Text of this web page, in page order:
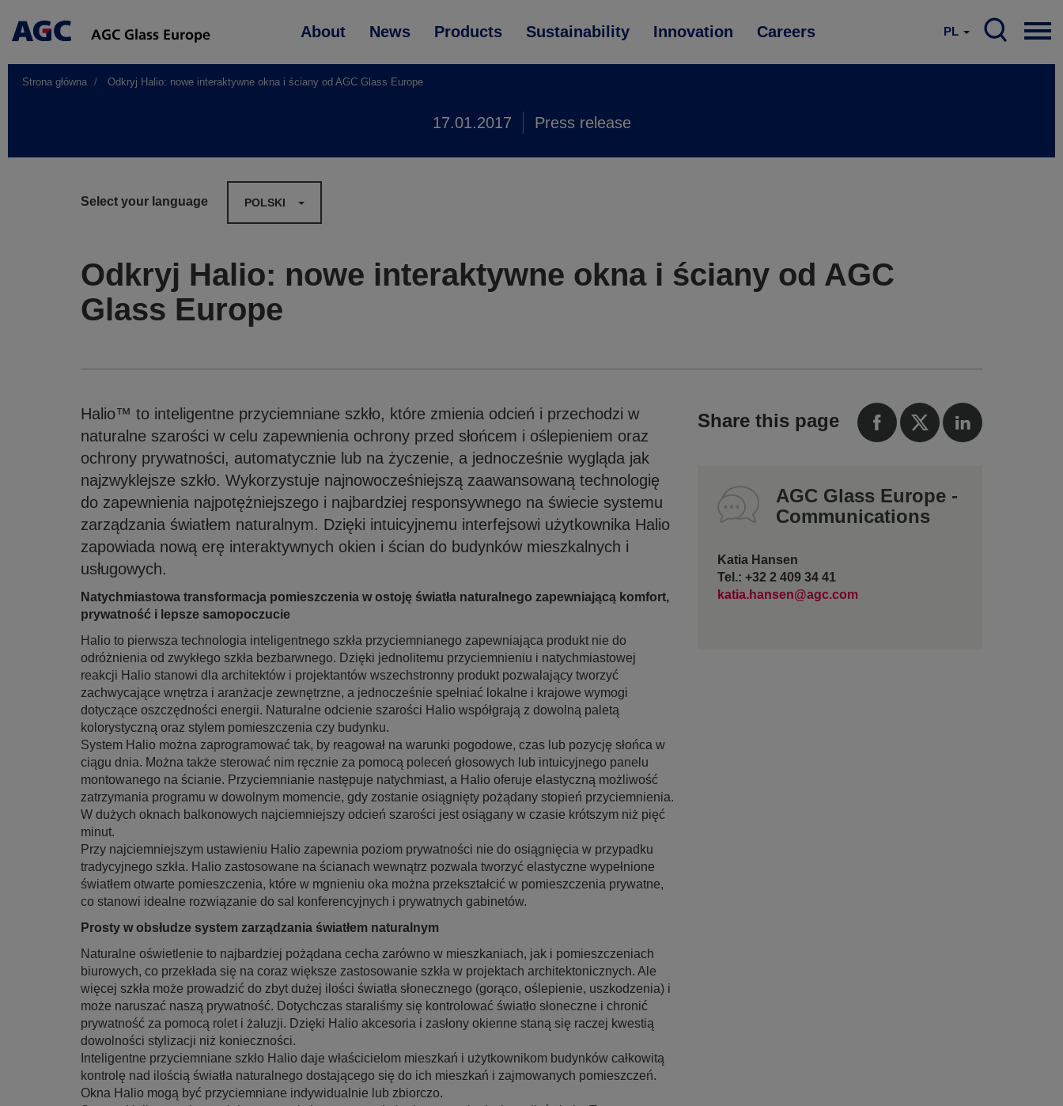
Main
About News Products Sustainability Innovation Careers PL
Strona główna Odkryj Halio: nowe interaktywne okna i ściany od AGC Glass Europe
17.01.2017 Press release
Select your language POLSKI
Odkryj Halio: nowe interaktywne okna i ściany od AGC
Glass Europe
Halio™ to inteligentne przyciemniane szkło, które zmienia odcień i przechodzi w
naturalne szarości w celu zapewnienia ochrony przed słońcem i oślepieniem oraz
ochrony prywatności, automatycznie lub na życzenie, a jednocześnie wygląda jak
najzwyklejsze szkło. Wykorzystuje najnowocześniejszą zaawansowaną technologię
do zapewnienia najpotężniejszego i najbardziej responsywnego na świecie systemu
zarządzania światłem naturalnym. Dzięki intuicyjnemu interfejsowi użytkownika Halio
zapowiada nową erę interaktywnych okien i ścian do budynków mieszkalnych i
usługowych.
Natychmiastowa transformacja pomieszczenia w ostoję światła naturalnego zapewniającą komfort,
prywatność i lepsze samopoczucie
Halio to pierwsza technologia inteligentnego szkła przyciemnianego zapewniająca produkt nie do
odróżnienia od zwykłego szkła bezbarwnego. Dzięki jednolitemu przyciemnieniu i natychmiastowej
reakcji Halio stanowi dla architektów i projektantów wszechstronny produkt pozwalający tworzyć
zachwycające wnętrza i aranżacje zewnętrzne, a jednocześnie spełniać lokalne i krajowe wymogi
dotyczące oszczędności energii. Naturalne odcienie szarości Halio współgrają z dowolną paletą
kolorystyczną oraz stylem pomieszczenia czy budynku.
System Halio można zaprogramować tak, by reagował na warunki pogodowe, czas lub pozycję słońca w
ciągu dnia. Można także sterować nim ręcznie za pomocą poleceń głosowych lub intuicyjnego panelu
montowanego na ścianie. Przyciemnianie następuje natychmiast, a Halio oferuje elastyczną możliwość
zatrzymania programu w dowolnym momencie, gdy zostanie osiągnięty pożądany stopień przyciemnienia.
W dużych oknach balkonowych najciemniejszy odcień szarości jest osiągany w czasie krótszym niż pięć
minut.
Przy najciemniejszym ustawieniu Halio zapewnia poziom prywatności nie do osiągnięcia w przypadku
tradycyjnego szkła. Halio zastosowane na ścianach wewnątrz pozwala tworzyć elastyczne wypełnione
światłem otwarte pomieszczenia, które w mgnieniu oka można przekształcić w pomieszczenia prywatne,
co stanowi idealne rozwiązanie do sal konferencyjnych i prywatnych gabinetów.
Prosty w obsłudze system zarządzania światłem naturalnym
Naturalne oświetlenie to najbardziej pożądana cecha zarówno w mieszkaniach, jak i pomieszczeniach
biurowych, co przekłada się na coraz większe zastosowanie szkła w projektach architektonicznych. Ale
więcej szkła może prowadzić do zbyt dużej ilości światła słonecznego (gorąco, oślepienie, uszkodzenia) i
może naruszać naszą prywatność. Dotychczas staraliśmy się kontrolować światło słoneczne i chronić
prywatność za pomocą rolet i żaluzji. Dzięki Halio akcesoria i zasłony okienne staną się raczej kwestią
dowolności stylizacji niż konieczności.
Inteligentne przyciemniane szkło Halio daje właścicielom mieszkań i użytkownikom budynków całkowitą
kontrolę nad ilością światła naturalnego dostającego się do ich mieszkań i zajmowanych pomieszczeń.
Okna Halio mogą być przyciemniane indywidualnie lub zbiorczo.
Share this page
AGC Glass Europe -
Communications
Katia Hansen
Tel.: +32 2 409 34 41
katia.hansen@agc.com